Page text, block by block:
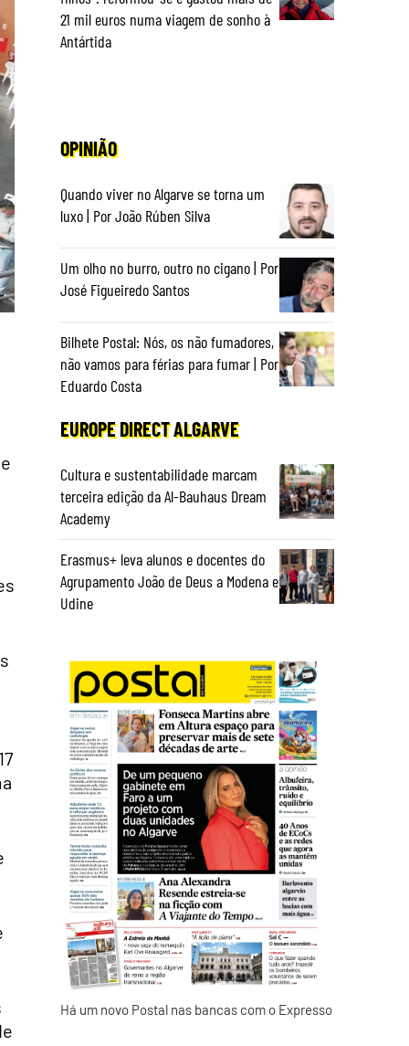
21 mil euros numa viagem de sonho à
Antártida
OPINIÃO
Quando viver no Algarve se torna um
luxo | Por João Rúben Silva
Um olho no burro, outro no cigano | Por
José Figueiredo Santos
Bilhete Postal: Nós, os não fumadores,
não vamos para férias para fumar | Por
Eduardo Costa
EUROPE DIRECT ALGARVE
Cultura e sustentabilidade marcam
terceira edição da Al-Bauhaus Dream
Academy
Erasmus+ leva alunos e docentes do
Agrupamento João de Deus a Modena e
Udine
Há um novo Postal nas bancas com o Expresso